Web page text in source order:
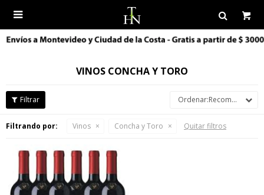

VINOS CONCHA Y TORO
Recomendados
Filtrando por: Vinos Concha y Toro Quitar filtros